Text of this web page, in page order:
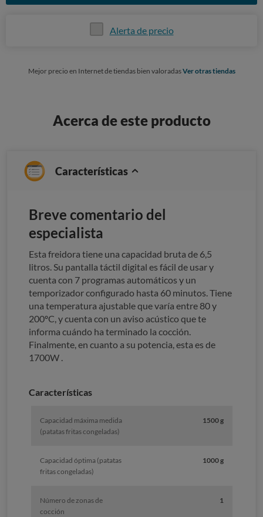
Alerta de precio
Mejor precio en Internet de tiendas bien valoradasVer otras tiendas
Acerca de este producto
Características
Breve comentario del
especialista
Esta freidora tiene una capacidad bruta de 6,5
litros. Su pantalla táctil digital es fácil de usar y
cuenta con 7 programas automáticos y un
temporizador configurado hasta 60 minutos. Tiene
una temperatura ajustable que varía entre 80 y
200ºC, y cuenta con un aviso acústico que te
informa cuándo ha terminado la cocción.
Finalmente, en cuanto a su potencia, esta es de
1700W .
Características
Capacidad máxima medida
(patatas fritas congeladas)
1500 g
Capacidad óptima (patatas
fritas congeladas)
1000 g
Número de zonas de
cocción
1